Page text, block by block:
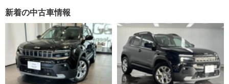
新着の中古車情報